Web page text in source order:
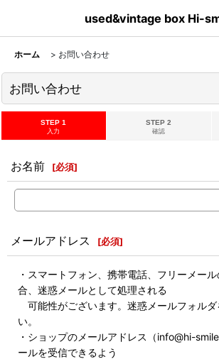
used&vintage box Hi-
ホーム > お問い合わせ
お問い合わせ
STEP 1
入力
STEP 2
確認
お名前 [必須]
メールアドレス [必須]
・スマートフォン、携帯電話、フリーメー
合、迷惑メールとして処理される
可能性がございます。迷惑メールフォルダ
い。
・ショップのメールアドレス（info@hi-
ールを受信できるよう